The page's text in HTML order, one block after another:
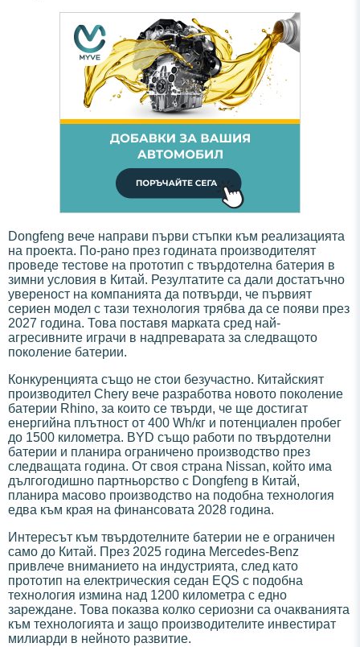
Dongfeng вече направи първи стъпки към реализацията
на проекта. По-рано през годината производителят
проведе тестове на прототип с твърдотелна батерия в
зимни условия в Китай. Резултатите са дали достатъчно
увереност на компанията да потвърди, че първият
сериен модел с тази технология трябва да се появи през
2027 година. Това поставя марката сред най-
агресивните играчи в надпреварата за следващото
поколение батерии.
Конкуренцията също не стои безучастно. Китайският
производител Chery вече разработва новото поколение
батерии Rhino, за които се твърди, че ще достигат
енергийна плътност от 400 Wh/кг и потенциален пробег
до 1500 километра. BYD също работи по твърдотелни
батерии и планира ограничено производство през
следващата година. От своя страна Nissan, който има
дългогодишно партньорство с Dongfeng в Китай,
планира масово производство на подобна технология
едва към края на финансовата 2028 година.
Интересът към твърдотелните батерии не е ограничен
само до Китай. През 2025 година Mercedes-Benz
привлече вниманието на индустрията, след като
прототип на електрическия седан EQS с подобна
технология измина над 1200 километра с едно
зареждане. Това показва колко сериозни са очакванията
към технологията и защо производителите инвестират
милиарди в нейното развитие.